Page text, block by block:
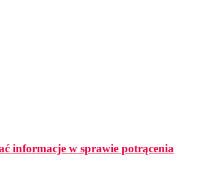
informacje w sprawie potrącenia